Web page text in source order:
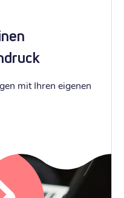
mit Ihren eigenen